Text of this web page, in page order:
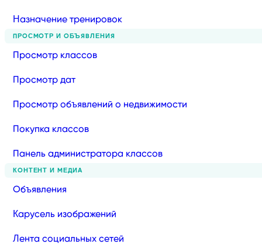
Назначение тренировок
ПРОСМОТР И ОБЪЯВЛЕНИЯ
Просмотр классов
Просмотр дат
Просмотр объявлений о недвижимости
Покупка классов
Панель администратора классов
КОНТЕНТ И МЕДИА
Объявления
Карусель изображений
Лента социальных сетей